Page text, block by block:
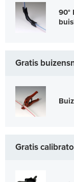
90°
Gratis
Gratis